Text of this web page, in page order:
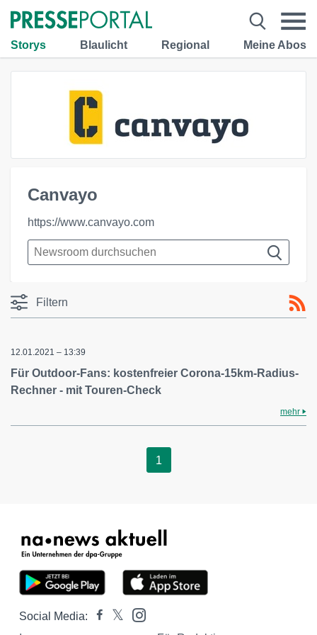
Storys Blaulicht Regional Meine Abos
Canvayo
https://www.canvayo.com
Filtern
12.01.2021 – 13:39
Für Outdoor-Fans: kostenfreier Corona-15km-Radius-
Rechner - mit Touren-Check
mehr
1
Social Media: